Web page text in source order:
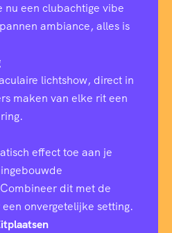
nu een clubachtige vibe
ambiance, alles is
lichtshow, direct in
maken van elke rit een
effect toe aan je
dit met de
onvergetelijke setting.